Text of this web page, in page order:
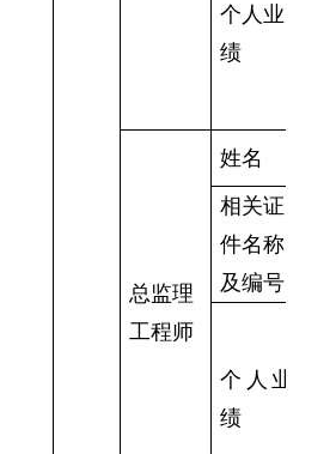
个人业
绩
总监理
工程师
姓名
相关证
件名称
及编号
个人业
绩